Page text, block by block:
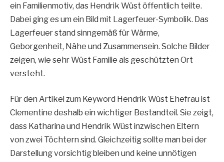
ein Familienmotiv, das Hendrik Wüst öffentlich teilte.
Dabei ging es um ein Bild mit Lagerfeuer-Symbolik. Das
Lagerfeuer stand sinngemäß für Wärme,
Geborgenheit, Nähe und Zusammensein. Solche Bilder
zeigen, wie sehr Wüst Familie als geschützten Ort
versteht.
Für den Artikel zum Keyword Hendrik Wüst Ehefrau ist
Clementine deshalb ein wichtiger Bestandteil. Sie zeigt,
dass Katharina und Hendrik Wüst inzwischen Eltern
von zwei Töchtern sind. Gleichzeitig sollte man bei der
Darstellung vorsichtig bleiben und keine unnötigen